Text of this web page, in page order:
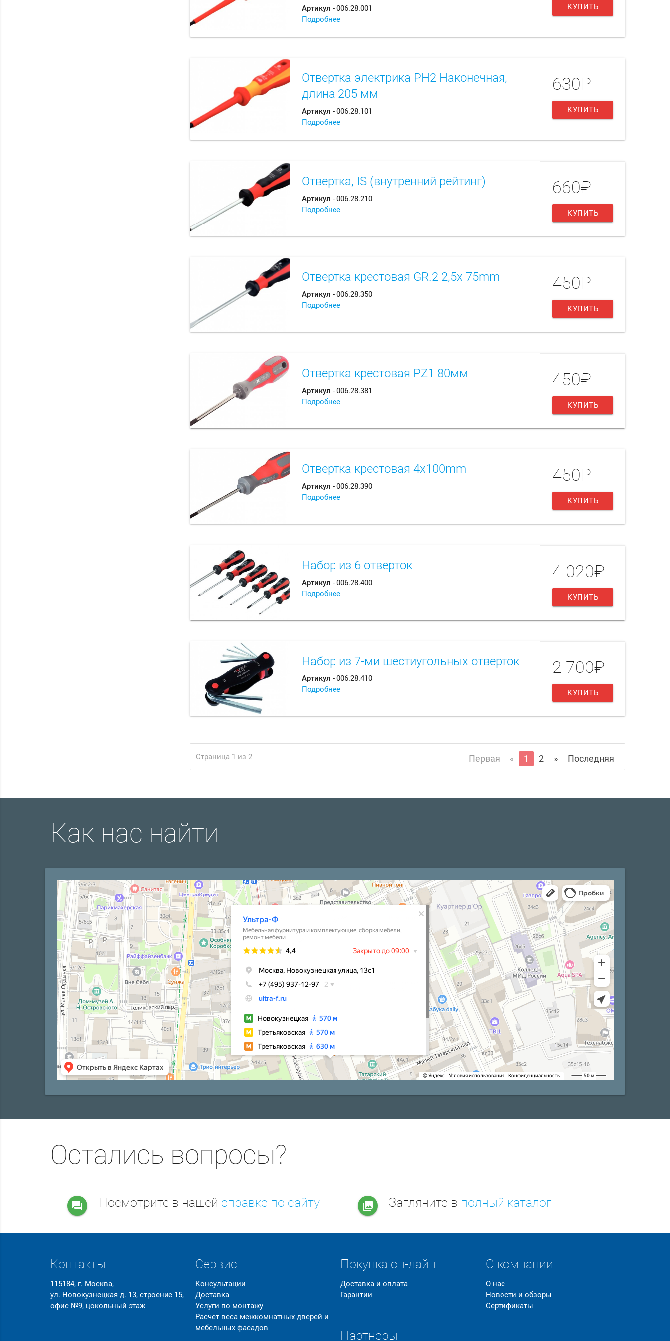
Артикул - 006.28.001
Подробнее
КУПИТЬ
Отвертка электрика РН2 Наконечная,
длина 205 мм
Артикул - 006.28.101
Подробнее
630₽
КУПИТЬ
Отвертка, IS (внутренний рейтинг)
Артикул - 006.28.210
Подробнее
660₽
КУПИТЬ
Отвертка крестовая GR.2 2,5x 75mm
Артикул - 006.28.350
Подробнее
450₽
КУПИТЬ
Отвертка крестовая PZ1 80мм
Артикул - 006.28.381
Подробнее
450₽
КУПИТЬ
Отвертка крестовая 4x100mm
Артикул - 006.28.390
Подробнее
450₽
КУПИТЬ
Набор из 6 отверток
Артикул - 006.28.400
Подробнее
4 020₽
КУПИТЬ
Набор из 7-ми шестиугольных отверток
Артикул - 006.28.410
Подробнее
2 700₽
КУПИТЬ
Страница 1 из 2 Первая « 1 2 » Последняя
Как нас найти
Остались вопросы?
question_answer Посмотрите в нашей справке по сайту collections Загляните в полный каталог
Контакты
115184, г. Москва,
ул. Новокузнецкая д. 13, строение 15,
офис №9, цокольный этаж
Сервис
Консультации
Доставка
Услуги по монтажу
Расчет веса межкомнатных дверей и
мебельных фасадов
Покупка он-лайн
Доставка и оплата
Гарантии
Партнеры
О компании
О нас
Новости и обзоры
Сертификаты